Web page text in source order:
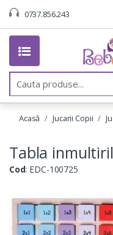
0737.856.243
C
u
Acasă Jucarii Copii
Tabla
Cod: EDC-100725